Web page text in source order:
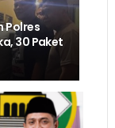
Polres
30 Paket